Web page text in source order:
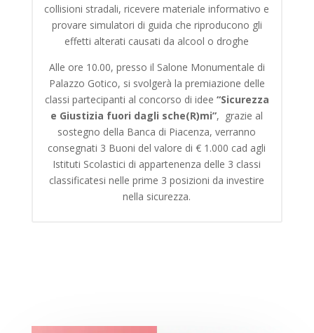
collisioni stradali, ricevere materiale informativo e
provare simulatori di guida che riproducono gli
effetti alterati causati da alcool o droghe
Alle ore 10.00, presso il Salone Monumentale di
Palazzo Gotico, si svolgerà la premiazione delle
classi partecipanti al concorso di idee “Sicurezza
e Giustizia fuori dagli sche(R)mi”, grazie al
sostegno della Banca di Piacenza, verranno
consegnati 3 Buoni del valore di € 1.000 cad agli
Istituti Scolastici di appartenenza delle 3 classi
classificatesi nelle prime 3 posizioni da investire
nella sicurezza.